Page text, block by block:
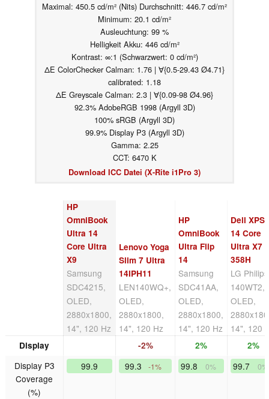
Maximal: 450.5 cd/m² (Nits) Durchschnitt: 446.7 cd/m²
Minimum: 20.1 cd/m²
Ausleuchtung: 99 %
Helligkeit Akku: 446 cd/m²
Kontrast: ∞:1 (Schwarzwert: 0 cd/m²)
ΔE ColorChecker Calman: 1.76 | ∀{0.5-29.43 Ø4.71}
calibrated: 1.18
ΔE Greyscale Calman: 2.3 | ∀{0.09-98 Ø4.96}
92.3% AdobeRGB 1998 (Argyll 3D)
100% sRGB (Argyll 3D)
99.9% Display P3 (Argyll 3D)
Gamma: 2.25
CCT: 6470 K
Download ICC Datei (X-Rite i1Pro 3)
HP
OmniBook
Ultra 14
Core Ultra
X9
Samsung
SDC4215,
OLED,
2880x1800,
14", 120 Hz
Lenovo Yoga
Slim 7 Ultra
14IPH11
LEN140WQ+,
OLED,
2880x1800,
14", 120 Hz
HP
OmniBook
Ultra Flip
14
Samsung
SDC41AA,
OLED,
2880x1800,
14", 120 Hz
Dell XPS
14 Core
Ultra X7
358H
LG Philips
140WT2,
OLED,
14", 120
Display -2% 2% 2%
Display P3
Coverage
(%)
99.9 99.3 -1% 99.8 0% 99.7 0%